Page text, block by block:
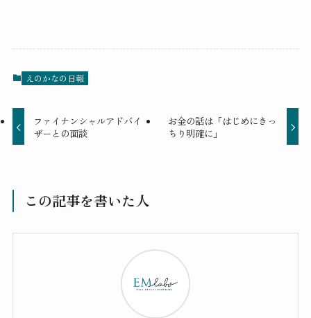
えのかなの日報
ファイナンシャルアドバイ
ザーとの面談
お金の話は「はじめにきっ
ちり明確に」
この記事を書いた人